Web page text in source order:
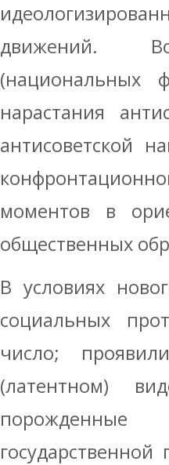
движений.
(национальных
нарастания
антисоветской
моментов в
общественных
В условиях
социальных
число;
(латентном)